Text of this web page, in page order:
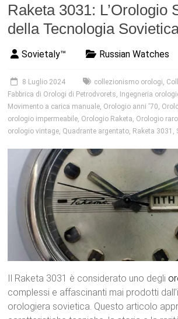
Raketa 3031: L’Orologio
della Tecnologia
Sovietaly™ Russian Watches
8 Luglio 2024 collezionismo orologi,
Fabbrica di Orologi di Petrodvorets, Ingegneria
Movimento a carica manuale, Orologio anni '70,
orologio impermeabile, Orologio Raketa, Orologio raro
orologio vintage, Quadrante argentato, Raketa 3031 ,
Il Raketa 3031 è considerato uno degli
complessi e affascinanti mai prodotti
orologiera sovietica. Questo articolo